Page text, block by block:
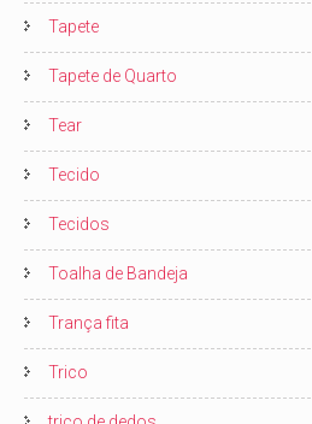
Tapete
Tapete de Quarto
Tear
Tecido
Tecidos
Toalha de Bandeja
Trança fita
Trico